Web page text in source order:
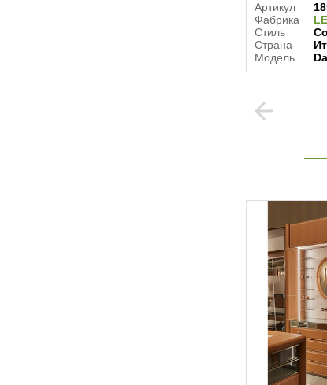
Артикул
Фабрика
Стиль
Страна
Модель
arrow_back